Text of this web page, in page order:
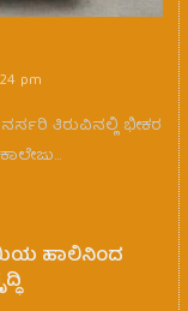
pm
ತಿರುವಿನಲ್ಲಿ ಭೀಕರ
ಹಾಲಿನಿಂದ